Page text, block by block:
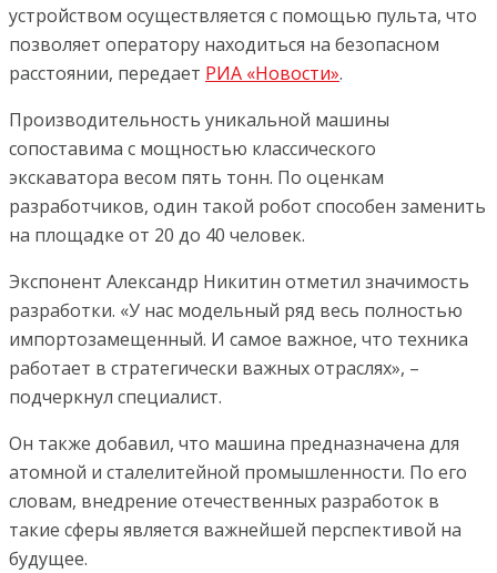
устройством осуществляется с помощью пульта, что
позволяет оператору находиться на безопасном
расстоянии, передает РИА «Новости».
Производительность уникальной машины
сопоставима с мощностью классического
экскаватора весом пять тонн. По оценкам
разработчиков, один такой робот способен заменить
на площадке от 20 до 40 человек.
Экспонент Александр Никитин отметил значимость
разработки. «У нас модельный ряд весь полностью
импортозамещенный. И самое важное, что техника
работает в стратегически важных отраслях», –
подчеркнул специалист.
Он также добавил, что машина предназначена для
атомной и сталелитейной промышленности. По его
словам, внедрение отечественных разработок в
такие сферы является важнейшей перспективой на
будущее.